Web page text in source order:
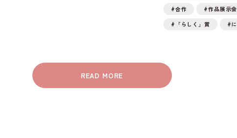
#合作
#作品展示会
#「らしく」賞
#
READ MORE